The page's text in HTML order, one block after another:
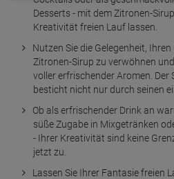
Desserts - mit dem Zitronen-
Kreativität freien Lauf lassen.
Nutzen Sie die Gelegenheit,
Zitronen-Sirup zu verwöhnen
voller erfrischender Aromen. Der
besticht nicht nur durch seinen
Ob als erfrischender Drink an
süße Zugabe in Mixgetränken
- Ihrer Kreativität sind keine
jetzt zu.
Lassen Sie Ihrer Fantasie freien